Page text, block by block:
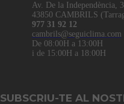
Av. De la Independència,
43850 CAMBRILS
977 31 92 12
cambrils@seguiclima.com
De 08:00H a 13:00H
i de 15:00H a 18:00H
SUBSCRIU-TE AL